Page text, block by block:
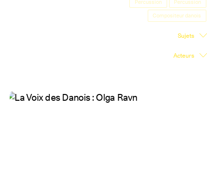
En
Percussion
Percussion
Compositeur danois
Sujets
Acteurs